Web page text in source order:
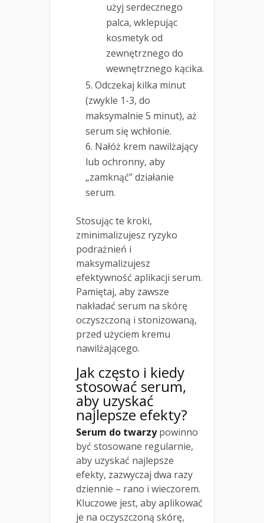
użyj serdecznego
palca, wklepując
kosmetyk od
zewnętrznego do
wewnętrznego kącika.
Odczekaj kilka minut
(zwykle 1-3, do
maksymalnie 5 minut), aż
serum się wchłonie.
Nałóż krem nawilżający
lub ochronny, aby
„zamknąć” działanie
serum.
Stosując te kroki,
zminimalizujesz ryzyko
podrażnień i
maksymalizujesz
efektywność aplikacji serum.
Pamiętaj, aby zawsze
nakładać serum na skórę
oczyszczoną i stonizowaną,
przed użyciem kremu
nawilżającego.
Jak często i kiedy
stosować serum,
aby uzyskać
najlepsze efekty?
Serum do twarzypowinno
być stosowane regularnie,
aby uzyskać najlepsze
efekty, zazwyczaj dwa razy
dziennie – rano i wieczorem.
Kluczowe jest, aby aplikować
je na oczyszczoną skórę,